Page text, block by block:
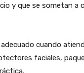
y que se sometan a
cuando
faciales,